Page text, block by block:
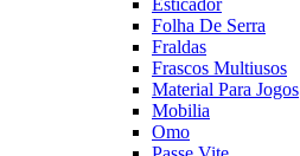
Esticador
Folha De Serra
Fraldas
Frascos Multiusos
Material Para Jogos
Mobilia
Omo